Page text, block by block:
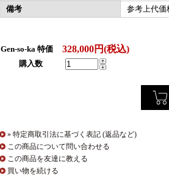
備考
参考上代
Gen-so-ka 特価 328,000円(税込)
購入数
» 特定商取引法に基づく表記 (返品など)
この商品について問い合わせる
この商品を友達に教える
買い物を続ける